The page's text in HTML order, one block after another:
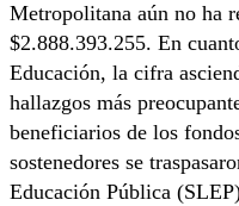
Metropolitana aún no ha
$2.888.393.255. En
Educación, la cifra
hallazgos más
beneficiarios de los
sostenedores se
Educación Pública